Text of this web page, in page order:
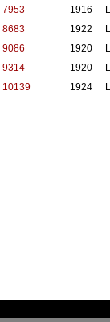
7953 1916
8683 1922
9086 1920
9314 1920
10139 1924